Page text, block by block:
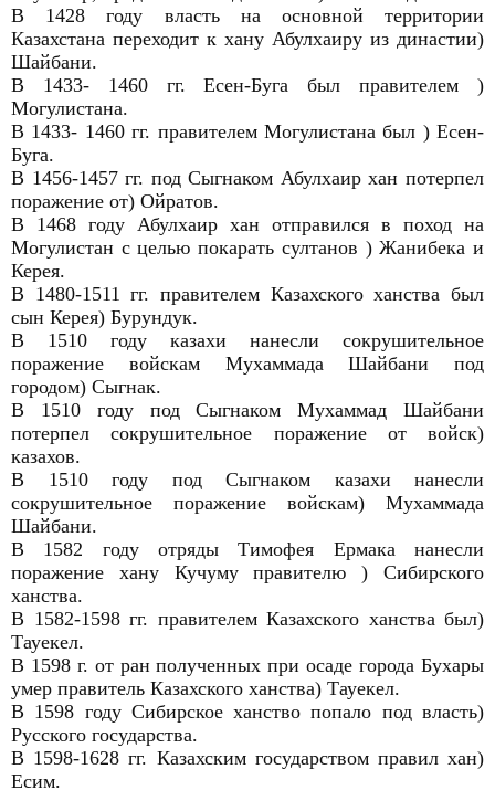
В 1428 году власть на основной территории
Казахстана переходит к хану Абулхаиру из династии)
Шайбани.
В 1433- 1460 гг. Есен-Буга был правителем )
Могулистана.
В 1433- 1460 гг. правителем Могулистана был ) Есен-
Буга.
В 1456-1457 гг. под Сыгнаком Абулхаир хан потерпел
поражение от) Ойратов.
В 1468 году Абулхаир хан отправился в поход на
Могулистан с целью покарать султанов ) Жанибека и
Керея.
В 1480-1511 гг. правителем Казахского ханства был
сын Керея) Бурундук.
В 1510 году казахи нанесли сокрушительное
поражение войскам Мухаммада Шайбани под
городом) Сыгнак.
В 1510 году под Сыгнаком Мухаммад Шайбани
потерпел сокрушительное поражение от войск)
казахов.
В 1510 году под Сыгнаком казахи нанесли
сокрушительное поражение войскам) Мухаммада
Шайбани.
В 1582 году отряды Тимофея Ермака нанесли
поражение хану Кучуму правителю ) Сибирского
ханства.
В 1582-1598 гг. правителем Казахского ханства был)
Тауекел.
В 1598 г. от ран полученных при осаде города Бухары
умер правитель Казахского ханства) Тауекел.
В 1598 году Сибирское ханство попало под власть)
Русского государства.
В 1598-1628 гг. Казахским государством правил хан)
Есим.